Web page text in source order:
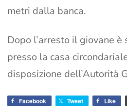
metri dalla banca.
Dopo l’arresto il giovane
presso la casa
disposizione dell’Autorità
Facebook Tweet Like